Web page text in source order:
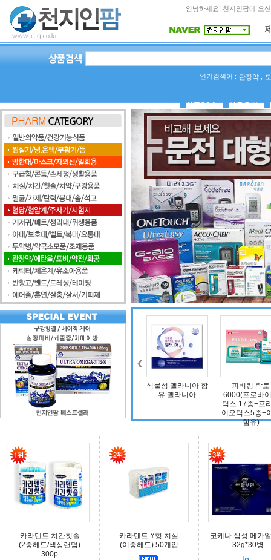
안녕하세요! 천지인팜에 오
인기검색어 : 관장약
상품Q&A 사용후기
조인트 보스 엠에스
엠(보스웰리아, 비
타민D, 초록입홍합,
상어연골, 콜라겐)
식물성 멜라니아 함
유 멜라니아
피비킹 락토
6000(프로바이오
틱스 17종+프리바
이오틱스5종+아연
함유)
덴마크
카라덴트 치간칫솔
(2중헤드/색상랜덤)
300p
카라덴트 Y형 치실
(이중헤드) 50개입
코케나 삼성 메가
32g*30병